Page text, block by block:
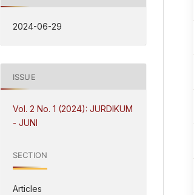
2024-06-29
ISSUE
Vol. 2 No. 1 (2024): JURDIKUM
- JUNI
SECTION
Articles